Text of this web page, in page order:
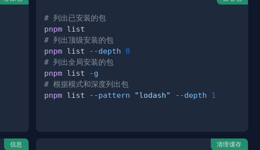
# 列出已安装的包
pnpm
# 列出顶级安装的包
pnpm list --depth
0
# 列出全局安装的包
pnpm list
-g
# 根据模式和深度列出包
pnpm list --pattern "lodash" --depth 1
信息 清理缓存